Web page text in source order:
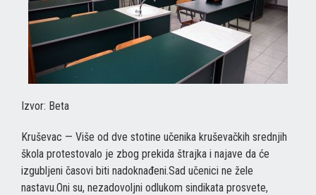
Izvor: Beta
Kruševac — Više od dve stotine učenika kruševačkih srednjih
škola protestovalo je zbog prekida štrajka i najave da će
izgubljeni časovi biti nadoknađeni.Sad učenici ne žele
nastavu.Oni su, nezadovoljni odlukom sindikata prosvete,